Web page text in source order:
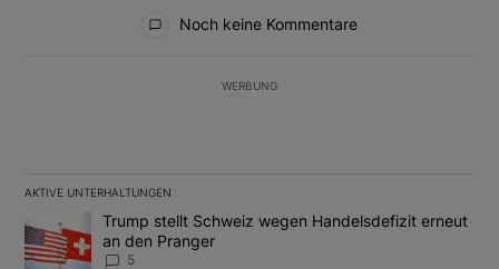
Noch keine Kommentare
WERBUNG
AKTIVE UNTERHALTUNGEN
Ein Trendartikel mit dem Titel "Trump stellt Schweiz wegen
Trump stellt Schweiz wegen Handelsdefizit erneut
an den Pranger
5